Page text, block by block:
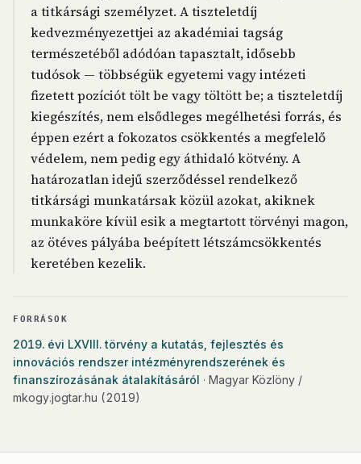
a titkársági személyzet. A tiszteletdíj
kedvezményezettjei az akadémiai tagság
természetéből adódóan tapasztalt, idősebb
tudósok — többségük egyetemi vagy intézeti
fizetett pozíciót tölt be vagy töltött be; a tiszteletdíj
kiegészítés, nem elsődleges megélhetési forrás, és
éppen ezért a fokozatos csökkentés a megfelelő
védelem, nem pedig egy áthidaló kötvény. A
határozatlan idejű szerződéssel rendelkező
titkársági munkatársak közül azokat, akiknek
munkaköre kívül esik a megtartott törvényi magon,
az ötéves pályába beépített létszámcsökkentés
keretében kezelik.
FORRÁSOK
2019. évi LXVIII. törvény a kutatás, fejlesztés és
innovációs rendszer intézményrendszerének és
finanszírozásának átalakításáról · Magyar Közlöny /
mkogy.jogtar.hu (2019)